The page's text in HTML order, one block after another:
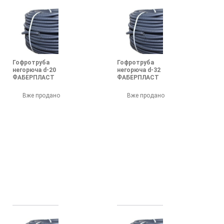
Гофротруба
негорюча d-20
ФАБЕРПЛАСТ
Вже продано
Гофротруба
негорюча d-32
ФАБЕРПЛАСТ
Вже продано